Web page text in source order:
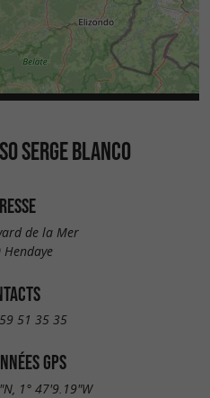
SERGE BLANCO
de la Mer
Hendaye
51 35 35
GPS
1° 47'9.19"W